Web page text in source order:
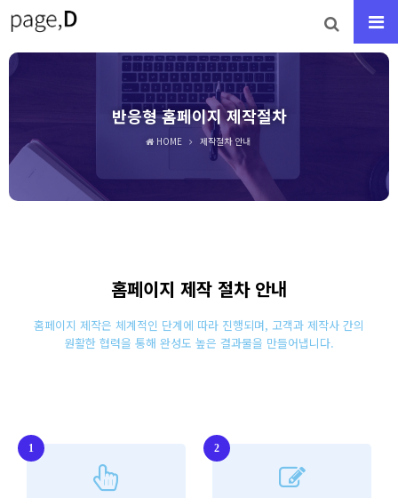
반응형 홈페이지 제작절차
HOME 제작절차 안내
홈페이지 제작 절차 안내
홈페이지 제작은 체계적인 단계에 따라 진행되며, 고객과 제작사 간의
원활한 협력을 통해 완성도 높은 결과물을 만들어냅니다.
1 2